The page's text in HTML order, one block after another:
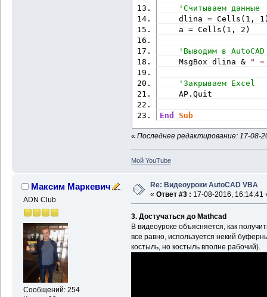
'Считываем данные
dlina = Cells(1,
a = Cells(1, 2)
'Выводим в AutoCAD
MsgBox dlina &
"
'Закрываем Excel
AP.Quit
End Sub
« Последнее редактирование: 17-08-
Мой YouTube
Максим Маркевич
ADN Club
Сообщений: 254
Re: Видеоуроки AutoCAD VBA
« Ответ #3 : 17-08-2016, 16:14:41
3. Достучаться до Mathcad
В видеоуроке объясняется, как
все равно, используется некий
костыль, но костыль вполне рабочий).